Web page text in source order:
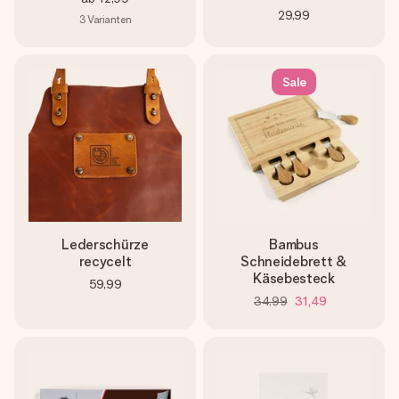
3Varianten 29,99
Lederschürze
recycelt
59,99
Sale
Bambus
Schneidebrett &
Käsebesteck
34,99 31,49